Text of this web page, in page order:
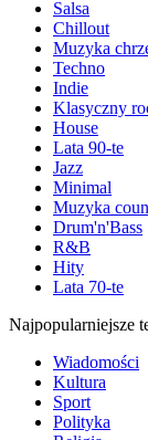
Salsa
Chillout
Muzyka
Techno
Indie
Klasyczny
House
Lata 90-te
Jazz
Minimal
Muzyka
Drum'n'Bass
R&B
Hity
Lata 70-te
Najpopularniejsze
Wiadomości
Kultura
Sport
Polityka